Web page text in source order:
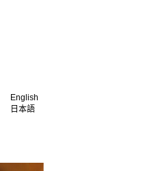
English
日本語